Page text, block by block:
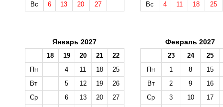
Вс
6 13 20 27
Вс
4 11 18 25
Январь 2027
18 19 20 21
22
Пн
4 11 18
25
Вт
5 12 19
26
Ср
6 13 20
27
Февраль 2027
23 24
25
Пн
1 8
15
Вт
2 9
16
Ср
3 10
17